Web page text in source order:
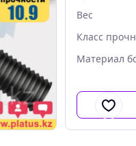
Вес
Класс
Материал